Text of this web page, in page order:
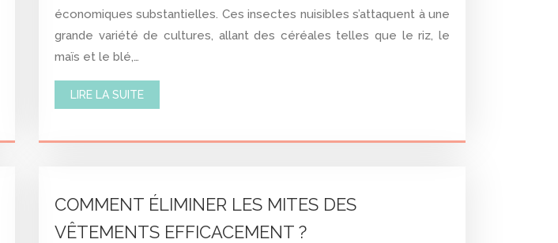
économiques substantielles. Ces insectes nuisibles s’attaquent à une
grande variété de cultures, allant des céréales telles que le riz, le
maïs et le blé,…
LIRE LA SUITE
COMMENT ÉLIMINER LES MITES DES
VÊTEMENTS EFFICACEMENT ?